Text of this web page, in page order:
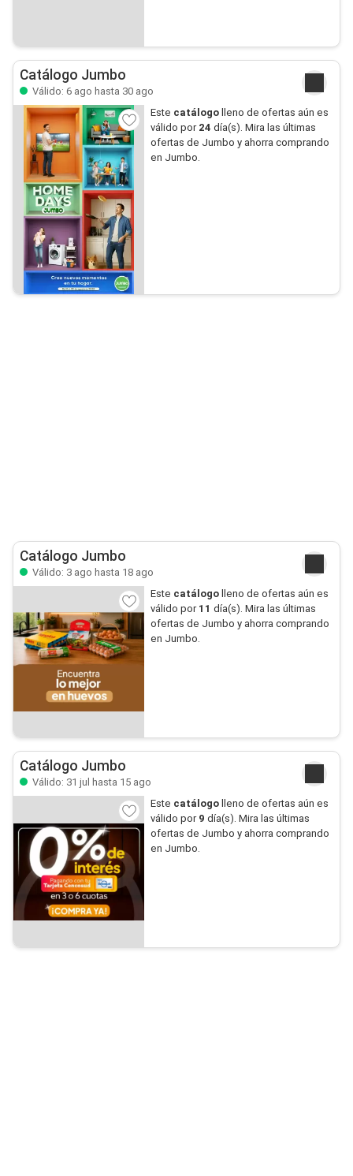
Catálogo Jumbo
Válido: 6 ago hasta 30 ago
Este catálogolleno de ofertas aún es
válido por 24 día(s). Mira las últimas
ofertas de Jumbo y ahorra comprando
en Jumbo.
Catálogo Jumbo
Válido: 3 ago hasta 18 ago
Este catálogolleno de ofertas aún es
válido por 11 día(s). Mira las últimas
ofertas de Jumbo y ahorra comprando
en Jumbo.
Catálogo Jumbo
Válido: 31 jul hasta 15 ago
Este catálogolleno de ofertas aún es
válido por 9 día(s). Mira las últimas
ofertas de Jumbo y ahorra comprando
en Jumbo.